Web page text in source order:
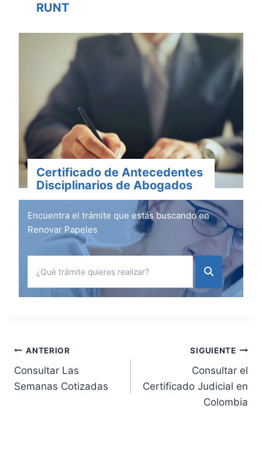
RUNT
Certificado de Antecedentes
Disciplinarios de Abogados
Encuentra el trámite que estás buscando en
Renovar Papeles
Navegación
de
ANTERIOR
Consultar Las
Semanas Cotizadas
SIGUIENTE
Consultar el
Certificado Judicial en
Colombia